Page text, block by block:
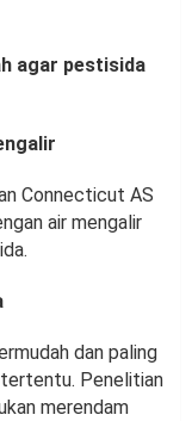
agar pestisida
Connecticut AS
air mengalir
dan paling
Penelitian
merendam